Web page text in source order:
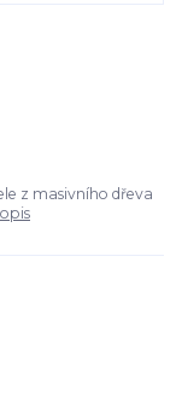
z masivního dřeva